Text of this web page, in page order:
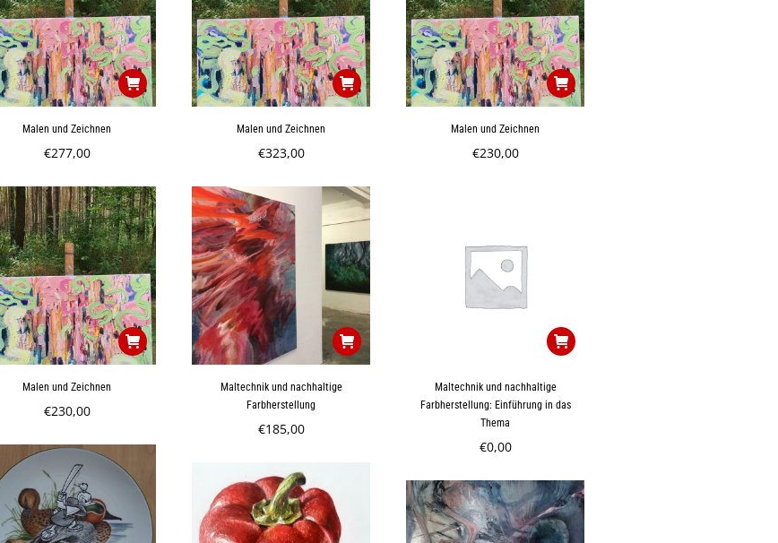
Malen und Zeichnen
€277,00
Malen und Zeichnen
€323,00
Malen und Zeichnen
€230,00
Malen und Zeichnen
€230,00
Maltechnik und nachhaltige
Farbherstellung
€185,00
Maltechnik und nachhaltige
Farbherstellung: Einführung in das
Thema
€0,00